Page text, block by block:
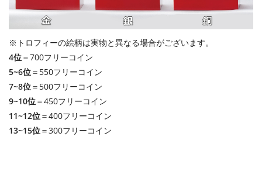
※トロフィーの絵柄は実物と異なる場合がございます。
4位＝700フリーコイン
5~6位＝550フリーコイン
7~8位＝500フリーコイン
9~10位＝450フリーコイン
11~12位＝400フリーコイン
13~15位＝300フリーコイン